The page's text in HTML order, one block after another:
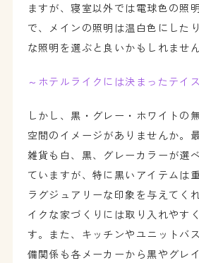
ますが、寝室以外では電球色の照
で、メインの照明は温白色にした
な照明を選ぶと良いかもしれません
～ホテルライクには決まったテイ
しかし、黒・グレー・ホワイトの
空間のイメージがありませんか。
雑貨も白、黒、グレーカラーが選
ていますが、特に黒いアイテムは
ラグジュアリーな印象を与えてく
イクな家づくりには取り入れやす
す。また、キッチンやユニットバ
備関係も各メーカーから黒やグレ